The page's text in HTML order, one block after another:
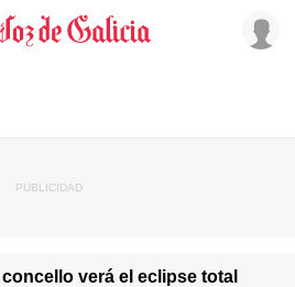
verá el eclipse total